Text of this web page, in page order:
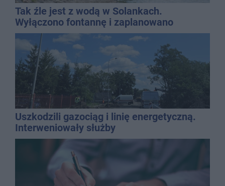
Tak źle jest z wodą w Solankach.
Wyłączono fontannę i zaplanowano
dolewkę
Uszkodzili gazociąg i linię energetyczną.
Interweniowały służby